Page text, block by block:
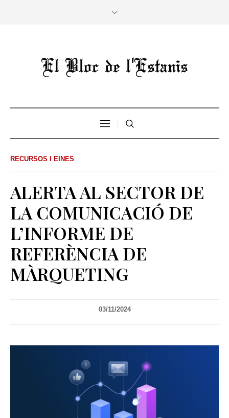
RECURSOS I EINES
ALERTA AL SECTOR DE
LA COMUNICACIÓ DE
L’INFORME DE
REFERÈNCIA DE
MÀRQUETING
03/11/2024